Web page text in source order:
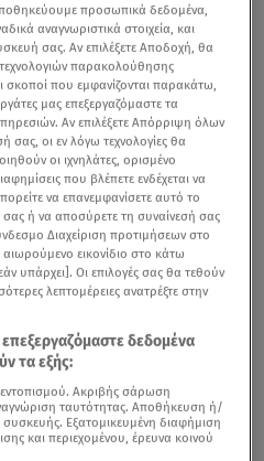
προσωπικά δεδομένα,
αναγνωριστικά στοιχεία, και
σας. Αν επιλέξετε Αποδοχή, θα
παρακολούθησης
σκοποί που εμφανίζονται παρακάτω,
μας επεξεργαζόμαστε τα
Αν επιλέξετε Απόρριψη όλων
οι εν λόγω τεχνολογίες θα
οι ιχνηλάτες, ορισμένο
που βλέπετε ενδέχεται να
να επανεμφανίσετε αυτό το
σας ή να αποσύρετε τη συναίνεσή σας
Διαχείριση προτιμήσεων στο
εικονίδιο στο κάτω
υπάρχει]. Οι επιλογές σας θα τεθούν
λεπτομέρειες ανατρέξτε στην
επεξεργαζόμαστε δεδομένα
τα εξής:
Ακριβής σάρωση
ταυτότητας. Αποθήκευση ή/
Εξατομικευμένη διαφήμιση
και περιεχομένου, έρευνα κοινού